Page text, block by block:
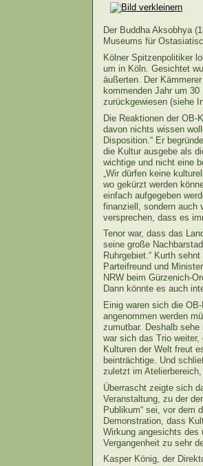
Der Buddha Aksobhya
Museums für
Kölner Spitzenpolitiker
um in Köln. Gesichtet
äußerten. Der
kommenden Jahr um
zurückgewiesen (siehe
Die Reaktionen der
davon nichts wissen
Disposition.“ Er
die Kultur ausgebe als
wichtige und nicht eine
„Wir dürfen keine
wo gekürzt werden
einfach aufgegeben
finanziell, sondern auch
versprechen, dass es
Tenor war, dass das
seine große
Ruhrgebiet.“ Kurth
Parteifreund und
NRW beim Gürzenich-
Dann könnte es auch
Einig waren sich die
angenommen werden
zumutbar. Deshalb
war sich das Trio
Kulturen der Welt freut
beinträchtige. Und
zuletzt im Atelierbereich,
Überrascht zeigte sich
Veranstaltung, zu der
Publikum“ sei, vor dem
Demonstration, dass
Wirkung angesichts des
Vergangenheit zu sehr
Kasper König, der